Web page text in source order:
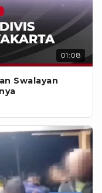
01:08
Swalayan